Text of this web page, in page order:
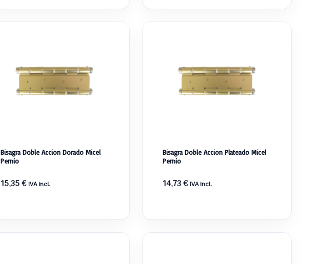
Bisagra Doble Accion Dorado Micel
Pernio
15,35€ IVA incl.
Bisagra Doble Accion Plateado Micel
Pernio
14,73€ IVA incl.